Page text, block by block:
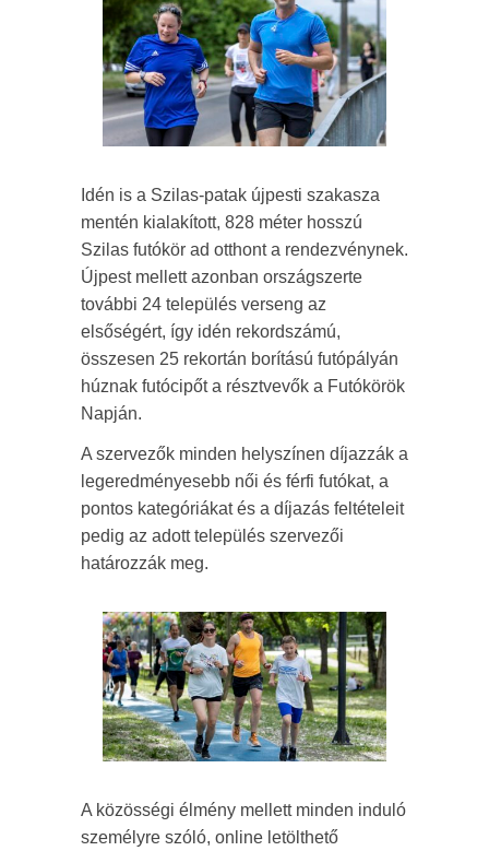
Idén is a Szilas-patak újpesti szakasza
mentén kialakított, 828 méter hosszú
Szilas futókör ad otthont a rendezvénynek.
Újpest mellett azonban országszerte
további 24 település verseng az
elsőségért, így idén rekordszámú,
összesen 25 rekortán borítású futópályán
húznak futócipőt a résztvevők a Futókörök
Napján.
A szervezők minden helyszínen díjazzák a
legeredményesebb női és férfi futókat, a
pontos kategóriákat és a díjazás feltételeit
pedig az adott település szervezői
határozzák meg.
A közösségi élmény mellett minden induló
személyre szóló, online letölthető